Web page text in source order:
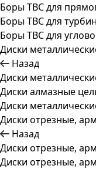
Боры ТВС для
Боры ТВС для
Боры ТВС для
Диски
Назад
Диски
Диски алмазные
Диски
Диски отрезные,
Назад
Диски отрезные,
Диски отрезные,